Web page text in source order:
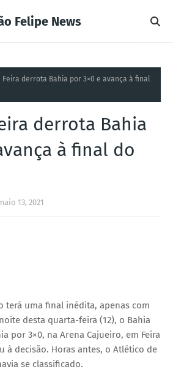
Felipe News
Feira derrota Bahia por 3×0 e avança à final
derrota Bahia
à final do
13, 2021
terá uma final inédita, apenas com
desta quarta-feira (12), o Bahia
por 3×0, na Arena Cajueiro, em Feira
à decisão. Horas antes, o Atlético de
se classificado.